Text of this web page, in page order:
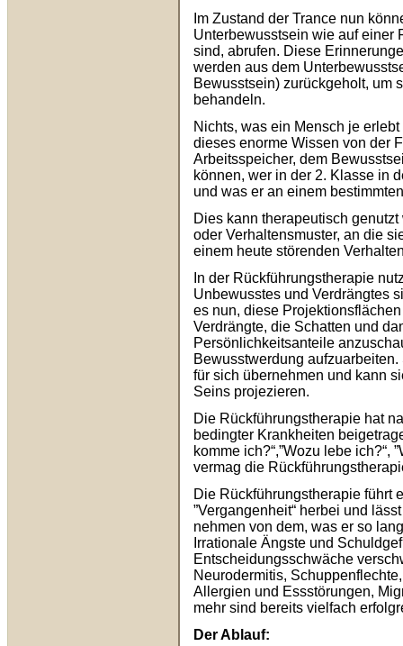
Im Zustand der Trance nun
Unterbewusstsein wie auf einer
sind, abrufen. Diese
werden aus dem
Bewusstsein) zurückgeholt, um
behandeln.
Nichts, was ein Mensch je
dieses enorme Wissen von der
Arbeitsspeicher, dem
können, wer in der 2. Klasse in
und was er an einem
Dies kann therapeutisch
oder Verhaltensmuster, an die
einem heute störenden
In der Rückführungstherapie
Unbewusstes und Verdrängtes
es nun, diese
Verdrängte, die Schatten und
Persönlichkeitsanteile
Bewusstwerdung
für sich übernehmen und kann
Seins projezieren.
Die Rückführungstherapie hat
bedingter Krankheiten
komme ich?“,”Wozu lebe ich?“,
vermag die
Die Rückführungstherapie führt
”Vergangenheit“ herbei und
nehmen von dem, was er so
Irrationale Ängste und
Entscheidungsschwäche
Neurodermitis,
Allergien und Essstörungen,
mehr sind bereits vielfach
Der Ablauf: